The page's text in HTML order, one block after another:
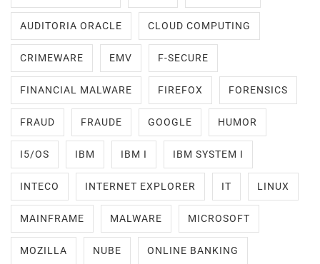
AUDITORIA ORACLE CLOUD COMPUTING
CRIMEWARE EMV F-SECURE
FINANCIAL MALWARE FIREFOX FORENSICS
FRAUD FRAUDE GOOGLE HUMOR
I5/OS IBM IBM I IBM SYSTEM I
INTECO INTERNET EXPLORER IT LINUX
MAINFRAME MALWARE MICROSOFT
MOZILLA NUBE ONLINE BANKING